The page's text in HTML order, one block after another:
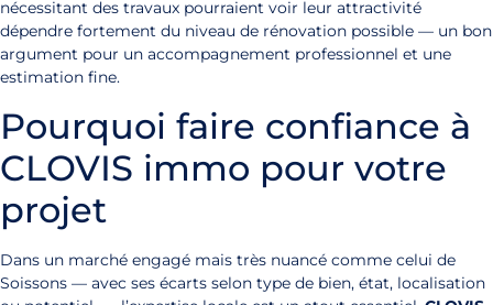
nécessitant des travaux pourraient voir leur attractivité
dépendre fortement du niveau de rénovation possible — un bon
argument pour un accompagnement professionnel et une
estimation fine.
Pourquoi faire confiance à
CLOVIS immo pour votre
projet
Dans un marché engagé mais très nuancé comme celui de
Soissons — avec ses écarts selon type de bien, état, localisation